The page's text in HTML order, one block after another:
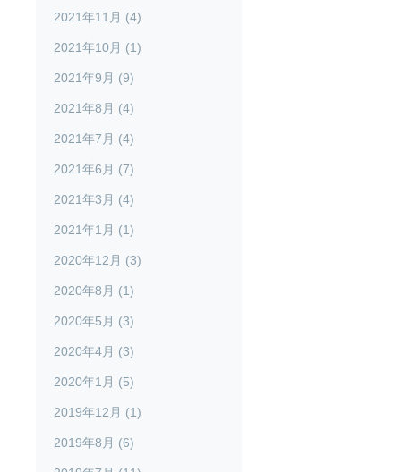
2021年11月 (4)
2021年10月 (1)
2021年9月 (9)
2021年8月 (4)
2021年7月 (4)
2021年6月 (7)
2021年3月 (4)
2021年1月 (1)
2020年12月 (3)
2020年8月 (1)
2020年5月 (3)
2020年4月 (3)
2020年1月 (5)
2019年12月 (1)
2019年8月 (6)